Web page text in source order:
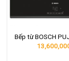
Bếp từ BOSCH